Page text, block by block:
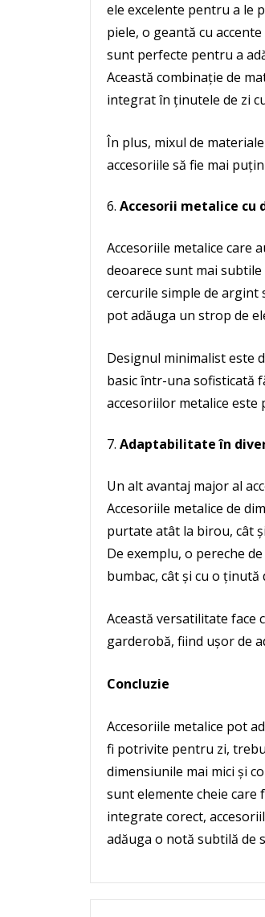
ele excelente pentru a le
piele, o geantă cu
sunt perfecte pentru a
Această combinație de
integrat în ținutele de zi
În plus, mixul de
accesoriile să fie mai
Accesorii metalice cu
Accesoriile metalice care
deoarece sunt mai
cercurile simple de argint
pot adăuga un strop de
Designul minimalist este
basic într-una sofisticată
accesoriilor metalice
Adaptabilitate în
Un alt avantaj major al
Accesoriile metalice de
purtate atât la birou, cât
De exemplu, o pereche
bumbac, cât și cu o ținută
Această versatilitate face
garderobă, fiind ușor de
Concluzie
Accesoriile metalice pot
fi potrivite pentru zi,
dimensiunile mai mici și
sunt elemente cheie care
integrate corect,
adăuga o notă subtilă de